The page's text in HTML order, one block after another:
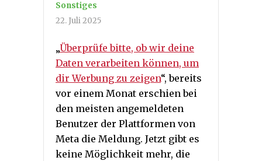
Sonstiges
22. Juli 2025
„Überprüfe bitte, ob wir deine
Daten verarbeiten können, um
dir Werbung zu zeigen“, bereits
vor einem Monat erschien bei
den meisten angemeldeten
Benutzer der Plattformen von
Meta die Meldung. Jetzt gibt es
keine Möglichkeit mehr, die